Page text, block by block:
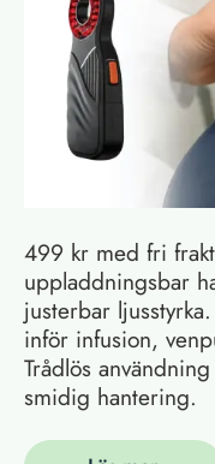
499 kr med fri
uppladdningsbar
justerbar
inför infusion,
Trådlös
smidig hantering.